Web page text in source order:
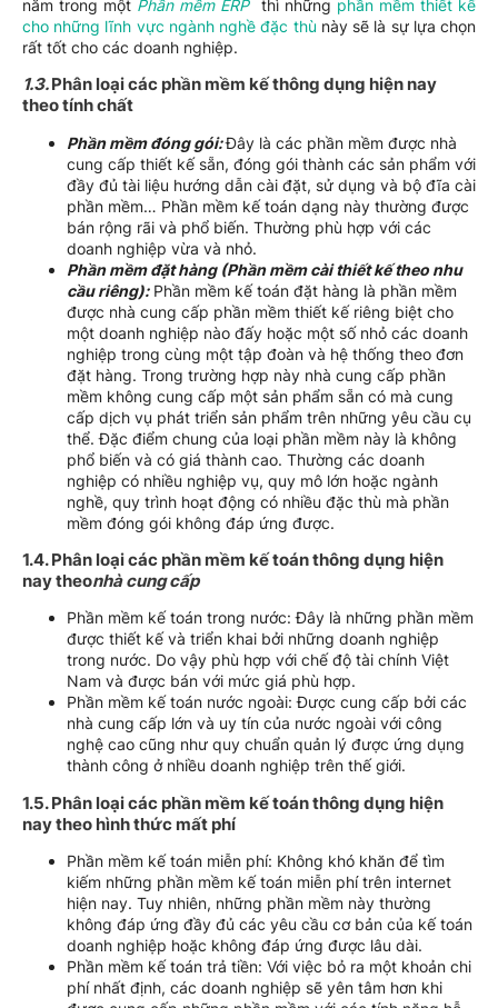
nằm trong một Phần mềm ERP thì những phần mềm thiết kế
cho những lĩnh vực ngành nghề đặc thù này sẽ là sự lựa chọn
rất tốt cho các doanh nghiệp.
1.3.Phân loại các phần mềm kế thông dụng hiện nay
theo tính chất
Phần mềm đóng gói:Đây là các phần mềm được nhà
cung cấp thiết kế sẵn, đóng gói thành các sản phẩm với
đầy đủ tài liệu hướng dẫn cài đặt, sử dụng và bộ đĩa cài
phần mềm… Phần mềm kế toán dạng này thường được
bán rộng rãi và phổ biến. Thường phù hợp với các
doanh nghiệp vừa và nhỏ.
Phần mềm đặt hàng (Phần mềm cài thiết kế theo nhu
cầu riêng):Phần mềm kế toán đặt hàng là phần mềm
được nhà cung cấp phần mềm thiết kế riêng biệt cho
một doanh nghiệp nào đấy hoặc một số nhỏ các doanh
nghiệp trong cùng một tập đoàn và hệ thống theo đơn
đặt hàng. Trong trường hợp này nhà cung cấp phần
mềm không cung cấp một sản phẩm sẵn có mà cung
cấp dịch vụ phát triển sản phẩm trên những yêu cầu cụ
thể. Đặc điểm chung của loại phần mềm này là không
phổ biến và có giá thành cao. Thường các doanh
nghiệp có nhiều nghiệp vụ, quy mô lớn hoặc ngành
nghề, quy trình hoạt động có nhiều đặc thù mà phần
mềm đóng gói không đáp ứng được.
1.4. Phân loại các phần mềm kế toán thông dụng hiện
nay theonhà cung cấp
Phần mềm kế toán trong nước: Đây là những phần mềm
được thiết kế và triển khai bởi những doanh nghiệp
trong nước. Do vậy phù hợp với chế độ tài chính Việt
Nam và được bán với mức giá phù hợp.
Phần mềm kế toán nước ngoài: Được cung cấp bởi các
nhà cung cấp lớn và uy tín của nước ngoài với công
nghệ cao cũng như quy chuẩn quản lý được ứng dụng
thành công ở nhiều doanh nghiệp trên thế giới.
1.5. Phân loại các phần mềm kế toán thông dụng hiện
nay theo hình thức mất phí
Phần mềm kế toán miễn phí: Không khó khăn để tìm
kiếm những phần mềm kế toán miễn phí trên internet
hiện nay. Tuy nhiên, những phần mềm này thường
không đáp ứng đầy đủ các yêu cầu cơ bản của kế toán
doanh nghiệp hoặc không đáp ứng được lâu dài.
Phần mềm kế toán trả tiền: Với việc bỏ ra một khoản chi
phí nhất định, các doanh nghiệp sẽ yên tâm hơn khi